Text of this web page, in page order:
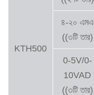
KTH500
৪-২০ এমএ
((৩টি তার)
0-5V/0-
10VAD
((৩টি তার)